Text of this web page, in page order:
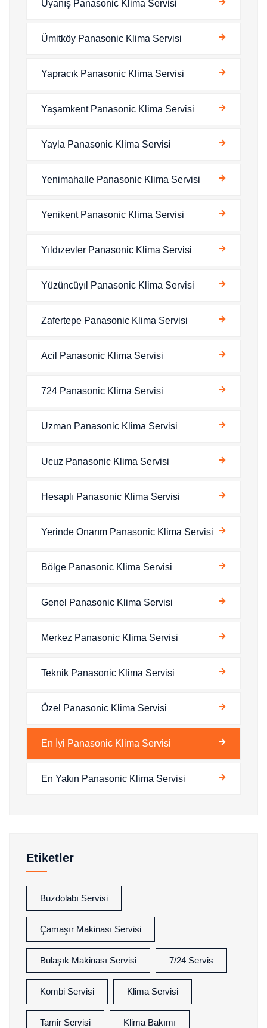
Uyanış Panasonic Klima Servisi
Ümitköy Panasonic Klima Servisi
Yapracık Panasonic Klima Servisi
Yaşamkent Panasonic Klima Servisi
Yayla Panasonic Klima Servisi
Yenimahalle Panasonic Klima Servisi
Yenikent Panasonic Klima Servisi
Yıldızevler Panasonic Klima Servisi
Yüzüncüyıl Panasonic Klima Servisi
Zafertepe Panasonic Klima Servisi
Acil Panasonic Klima Servisi
724 Panasonic Klima Servisi
Uzman Panasonic Klima Servisi
Ucuz Panasonic Klima Servisi
Hesaplı Panasonic Klima Servisi
Yerinde Onarım Panasonic Klima Servisi
Bölge Panasonic Klima Servisi
Genel Panasonic Klima Servisi
Merkez Panasonic Klima Servisi
Teknik Panasonic Klima Servisi
Özel Panasonic Klima Servisi
En İyi Panasonic Klima Servisi
En Yakın Panasonic Klima Servisi
Etiketler
Buzdolabı Servisi
Çamaşır Makinası Servisi
Bulaşık Makinası Servisi 7/24 Servis
Kombi Servisi Klima Servisi
Tamir Servisi Klima Bakımı